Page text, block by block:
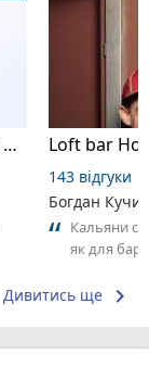
Victoria, школа спортивного танцю на пілоні Loft bar
143 відгуки
Богдан
Кальяни
як для
Дивитись ще keyboard_arrow_right